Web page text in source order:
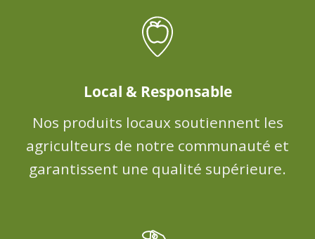
Local & Responsable
Nos produits locaux soutiennent les
agriculteurs de notre communauté et
garantissent une qualité supérieure.